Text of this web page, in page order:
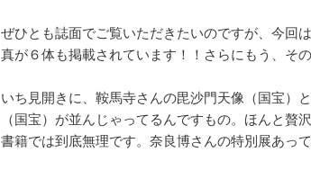
ぜひとも誌面でご覧いただきたいのですが、今回
真が６体も掲載されています！！さらにもう、そ
いち見開きに、鞍馬寺さんの毘沙門天像（国宝）
（国宝）が並んじゃってるんですもの。ほんと贅
書籍では到底無理です。奈良博さんの特別展あっ